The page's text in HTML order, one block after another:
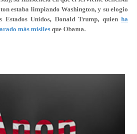
estaba limpiando Washington, y su elogio
Estados Unidos, Donald Trump, quien ha
más misiles que Obama.